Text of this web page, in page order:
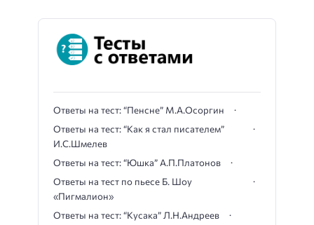
Ответы на тест: “Пенсне” М.А.Осоргин
Ответы на тест: “Как я стал писателем”
И.С.Шмелев
Ответы на тест: “Юшка” А.П.Платонов
Ответы на тест по пьесе Б. Шоу
«Пигмалион»
Ответы на тест: “Кусака” Л.Н.Андреев